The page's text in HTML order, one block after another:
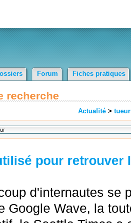
Forum Fiches pratiques
recherche
Actualité > tueur
pour
d'internautes se
Google Wave, la